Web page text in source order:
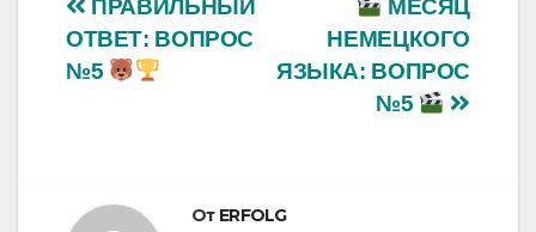
Навигация
по
МЕСЯЦ
НЕМЕЦКОГО
ЯЗЫКА: ВОПРОС
№5
ПРАВИЛЬНЫЙ
ОТВЕТ: ВОПРОС
№5
От ERFOLG